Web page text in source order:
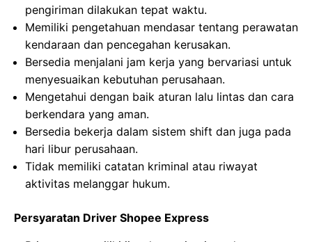
pengiriman dilakukan tepat waktu.
Memiliki pengetahuan mendasar tentang perawatan
kendaraan dan pencegahan kerusakan.
Bersedia menjalani jam kerja yang bervariasi untuk
menyesuaikan kebutuhan perusahaan.
Mengetahui dengan baik aturan lalu lintas dan cara
berkendara yang aman.
Bersedia bekerja dalam sistem shift dan juga pada
hari libur perusahaan.
Tidak memiliki catatan kriminal atau riwayat
aktivitas melanggar hukum.
Persyaratan Driver Shopee Express